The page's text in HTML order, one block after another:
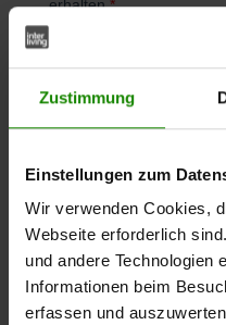
Zustimmung
Einstellungen zum
Wir verwenden Cookies,
Webseite erforderlich
und andere Technologien
Informationen beim
erfassen und